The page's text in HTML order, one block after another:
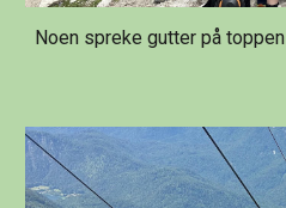
Noen spreke gutter på toppen